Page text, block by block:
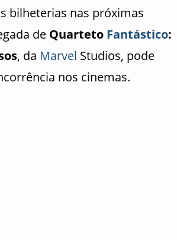
bilheterias nas próximas
de Quarteto Fantástico:
, da Marvel Studios, pode
nos cinemas.